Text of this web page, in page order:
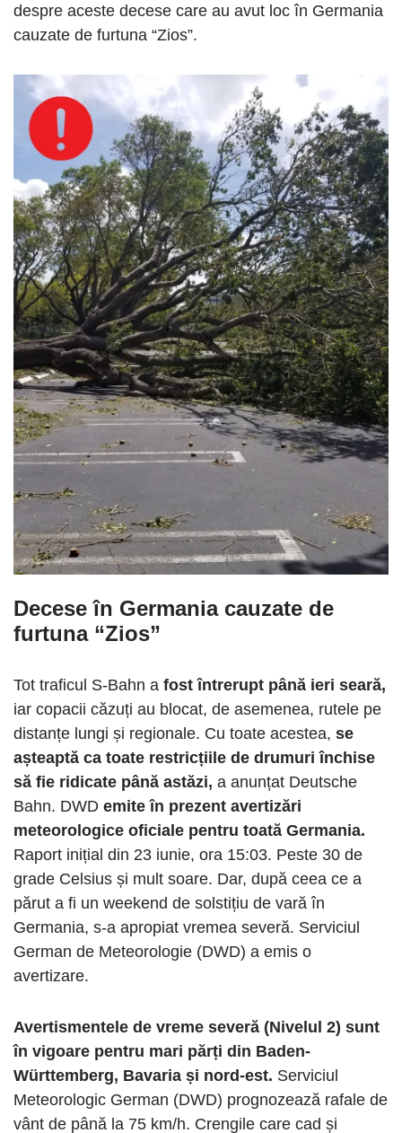
despre aceste decese care au avut loc în Germania
cauzate de furtuna “Zios”.
Decese în Germania cauzate de
furtuna “Zios”
Tot traficul S-Bahn a fost întrerupt până ieri seară,
iar copacii căzuți au blocat, de asemenea, rutele pe
distanțe lungi și regionale. Cu toate acestea, se
așteaptă ca toate restricțiile de drumuri închise
să fie ridicate până astăzi, a anunțat Deutsche
Bahn. DWD emite în prezent avertizări
meteorologice oficiale pentru toată Germania.
Raport inițial din 23 iunie, ora 15:03. Peste 30 de
grade Celsius și mult soare. Dar, după ceea ce a
părut a fi un weekend de solstițiu de vară în
Germania, s-a apropiat vremea severă. Serviciul
German de Meteorologie (DWD) a emis o
avertizare.
Avertismentele de vreme severă (Nivelul 2) sunt
în vigoare pentru mari părți din Baden-
Württemberg, Bavaria și nord-est. Serviciul
Meteorologic German (DWD) prognozează rafale de
vânt de până la 75 km/h. Crengile care cad și